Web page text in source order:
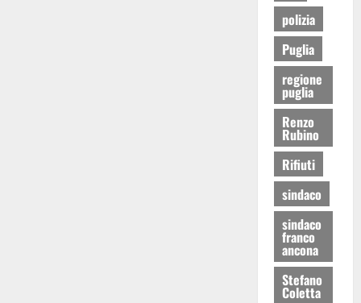
polizia
Puglia
regione
puglia
Renzo
Rubino
Rifiuti
sindaco
sindaco
franco
ancona
Stefano
Coletta